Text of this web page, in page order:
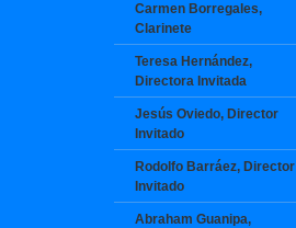
Carmen Borregales,
Clarinete
Teresa Hernández,
Directora Invitada
Jesús Oviedo, Director
Invitado
Rodolfo Barráez, Director
Invitado
Abraham Guanipa,